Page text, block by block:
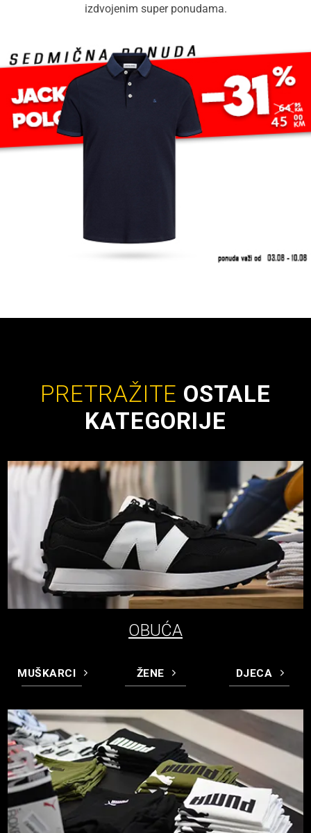
izdvojenim super ponudama.
PRETRAŽITE OSTALE
KATEGORIJE
OBUĆA
MUŠKARCI ŽENE DJECA